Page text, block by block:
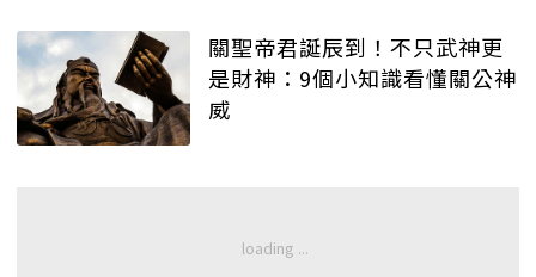
關聖帝君誕辰到！不只武神更
是財神：9個小知識看懂關公神
威